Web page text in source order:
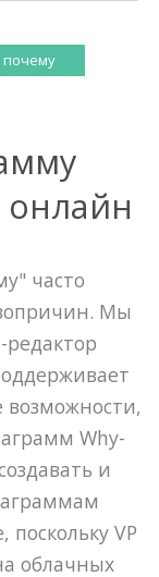
почему
часто
Мы
Why-
и
VP
облачных